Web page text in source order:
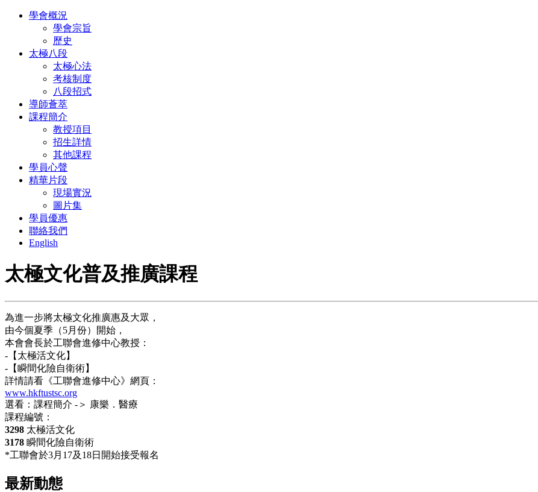
學會概況
學會宗旨
歷史
太極八段
太極心法
考核制度
八段招式
導師薈萃
課程簡介
教授項目
招生詳情
其他課程
學員心聲
精華片段
現場實況
圖片集
學員優惠
聯絡我們
English
太極文化普及推廣課程
為進一步將太極文化推廣惠及大眾，
由今個夏季（5月份）開始，
本會會長於工聯會進修中心教授：
-【太極活文化】
-【瞬間化險自衛術】
詳情請看《工聯會進修中心》網頁：
www.hkftustsc.org
選看：課程簡介 -＞ 康樂．醫療
課程編號：
3298 太極活文化
3178 瞬間化險自衛術
*工聯會於3月17及18日開始接受報名
最新動態